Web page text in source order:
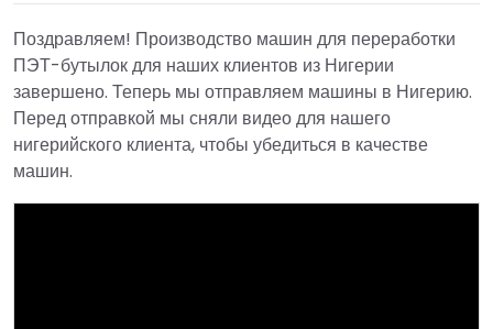
Поздравляем! Производство машин для переработки
ПЭТ-бутылок для наших клиентов из Нигерии
завершено. Теперь мы отправляем машины в Нигерию.
Перед отправкой мы сняли видео для нашего
нигерийского клиента, чтобы убедиться в качестве
машин.